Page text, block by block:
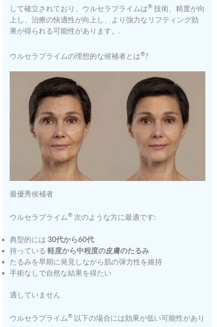
して確立されており、ウルセラプライムは® 技術、精度が向
上し、治療の快適性が向上し、より強力なリフティング効
果が得られる可能性があります。.
ウルセラプライムの理想的な候補者とは®?
最優秀候補者
ウルセラプライム® 次のような方に最適です:
典型的には 30代から60代
持っている軽度から中程度の皮膚のたるみ
たるみを早期に発見しながら肌の弾力性を維持
手術なしで自然な結果を得たい
適していません
ウルセラプライム® 以下の場合には効果が低い可能性があり